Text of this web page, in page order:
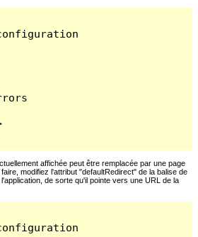
affichée peut être remplacée par une page
modifiez l'attribut "defaultRedirect" de la balise de
de sorte qu'il pointe vers une URL de la